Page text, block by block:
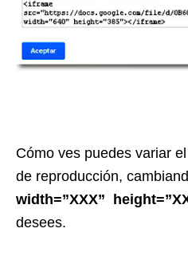
Cómo ves puedes variar
de reproducción,
width=”XXX”
desees.